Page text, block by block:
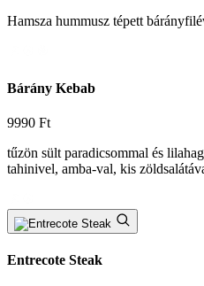
Hamsza hummusz tépett
Bárány Kebab
9990 Ft
tűzön sült paradicsommal és
tahinivel, amba-val, kis
Entrecote Steak